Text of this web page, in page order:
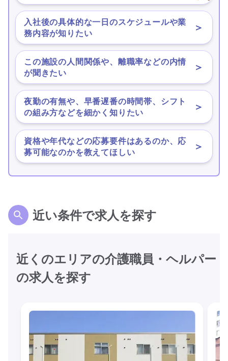
入社後の具体的な一日のスケジュールや業
務内容が知りたい
＞
この施設の人間関係や、離職率などの内情
が聞きたい
＞
夜勤の有無や、早番遅番の時間帯、シフト
の組み方などを細かく知りたい
＞
資格や年代などの応募要件はあるのか、応
募可能なのかを教えてほしい
＞
近い条件で求人を探す
近くのエリアの介護職員・ヘルパー
の求人を探す